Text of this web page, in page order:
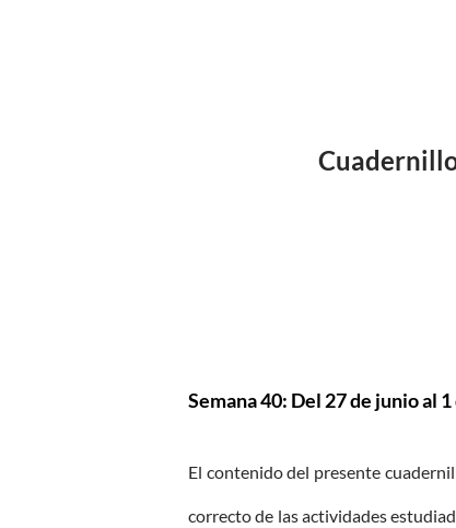
Semana 40: Del 27 de junio al
El contenido del presente
correcto de las actividades